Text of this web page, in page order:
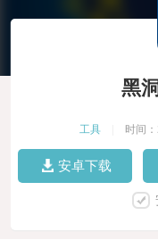
黑
工具 时间
安卓下载